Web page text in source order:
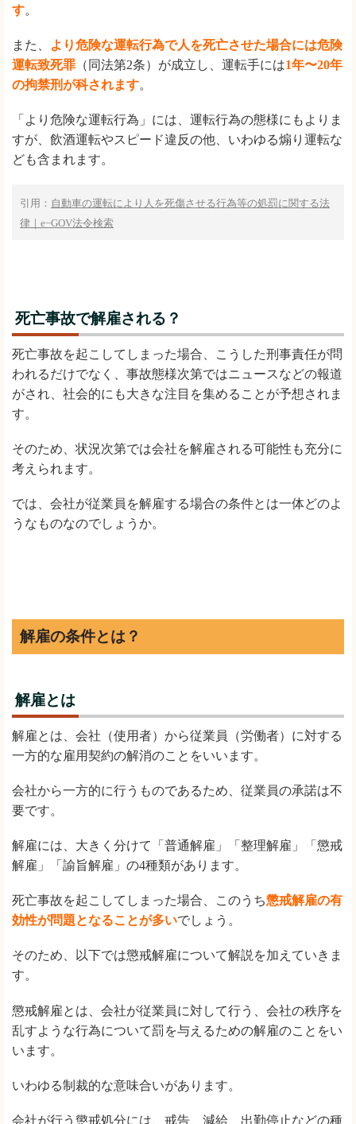
す。
また、
より危険な運転行為で人を死亡させた場合には危険
運転致死罪 （同法第2条）が成立し、運転手には1年〜20年
の拘禁刑が科されます。
「より危険な運転行為」には、運転行為の態様にもよりま
すが、飲酒運転やスピード違反の他、いわゆる煽り運転な
ども含まれます。
引用： 自動車の運転により人を死傷させる行為等の処罰に関する法
律｜e−GOV法令検索
死亡事故で解雇される？
死亡事故を起こしてしまった場合、こうした刑事責任が問
われるだけでなく、事故態様次第ではニュースなどの報道
がされ、社会的にも大きな注目を集めることが予想されま
す。
そのため、状況次第では会社を解雇される可能性も充分に
考えられます。
では、会社が従業員を解雇する場合の条件とは一体どのよ
うなものなのでしょうか。
解雇の条件とは？
解雇とは
解雇とは、会社（使用者）から従業員（労働者）に対する
一方的な雇用契約の解消のことをいいます。
会社から一方的に行うものであるため、従業員の承諾は不
要です。
解雇には、大きく分けて「普通解雇」「整理解雇」「懲戒
解雇」「諭旨解雇」の4種類があります。
死亡事故を起こしてしまった場合、このうち懲戒解雇の有
効性が問題となることが多いでしょう。
そのため、以下では懲戒解雇について解説を加えていきま
す。
懲戒解雇とは、会社が従業員に対して行う、会社の秩序を
乱すような行為について罰を与えるための解雇のことをい
います。
いわゆる制裁的な意味合いがあります。
会社が行う懲戒処分には、戒告、減給、出勤停止などの種